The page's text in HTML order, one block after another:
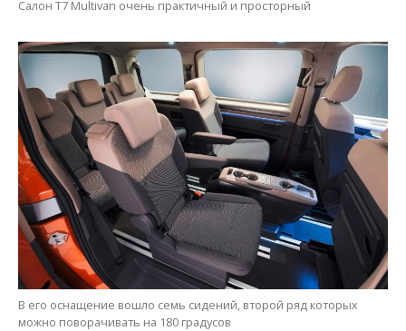
Салон T7 Multivan очень практичный и просторный
В его оснащение вошло семь сидений, второй ряд которых
можно поворачивать на 180 градусов